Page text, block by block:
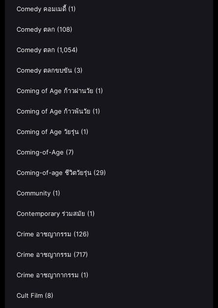
Comedy คอมเมดี้ (1)
Comedy ตลก (108)
Comedy ตลก (1,054)
Comedy ตลกขบขัน (3)
Coming of Age ก้าวผ่านวัย (1)
Coming of Age ก้าวพ้นวัย (1)
Coming of Age วัยรุ่น (1)
Coming-of-Age (7)
Coming-of-age ชีวิตวัยรุ่น (29)
Community (1)
Contemporary ร่วมสมัย (1)
Crime อาชญากรรม (126)
Crime อาชญากรรม (717)
Crime อาชญากากรรม (1)
Cult Film (8)